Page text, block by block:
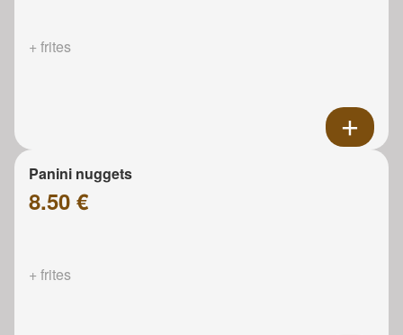
+ frites
Panini nuggets
8.50 €
+ frites